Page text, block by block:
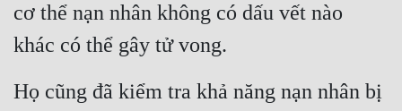
cơ thể nạn nhân không có dấu vết nào
khác có thể gây tử vong.
Họ cũng đã kiểm tra khả năng nạn nhân bị